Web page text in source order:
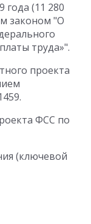
(11 280
законом "О
труда»".
проекта
ФСС по
(ключевой